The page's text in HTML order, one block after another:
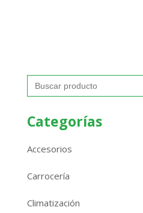
Buscar:
Categorías
Accesorios
Carrocería
Climatización